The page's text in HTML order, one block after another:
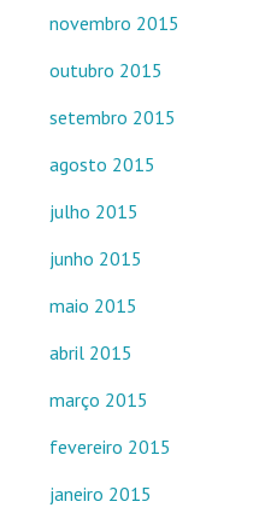
novembro 2015
outubro 2015
setembro 2015
agosto 2015
julho 2015
junho 2015
maio 2015
abril 2015
março 2015
fevereiro 2015
janeiro 2015